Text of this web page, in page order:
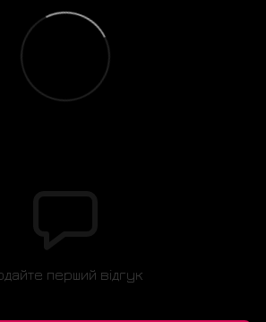
перший відгук